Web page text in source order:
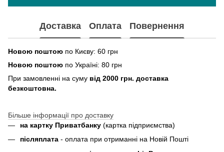
Доставка Оплата Повернення
Новою поштою по Києву: 60 грн
Новою поштою по Україні: 80 грн
При замовленні на суму від 2000 грн. доставка
безкоштовна.
Більше інформації про доставку
на картку Приватбанку (картка підприємства)
пiсляплата - оплата при отриманнi на Новій Пошті